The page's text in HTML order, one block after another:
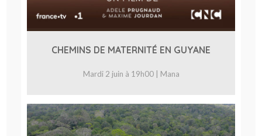
CHEMINS DE MATERNITÉ EN GUYANE
Mardi 2 juin à 19h00 | Mana